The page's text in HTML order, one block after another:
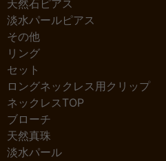
天然石ピアス
淡水パールピアス
その他
リング
セット
ロングネックレス用クリップ
ネックレスTOP
ブローチ
天然真珠
淡水パール